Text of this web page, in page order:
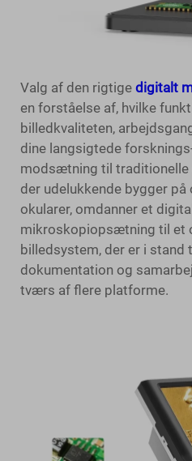
Valg af den rigtige digitalt
en forståelse af, hvilke
billedkvaliteten,
dine langsigtede
modsætning til
der udelukkende bygger
okularer, omdanner et
mikroskopiopsætning til et
billedsystem, der er i
dokumentation og
tværs af flere platforme.